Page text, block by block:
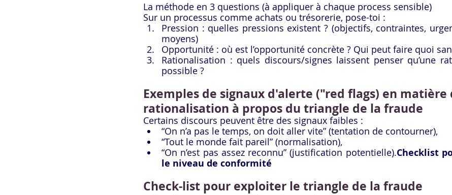
La méthode en 3 questions (à appliquer à chaque process sensible)
Sur un processus comme achats ou trésorerie, pose-toi :
Pression : quelles pressions existent ? (objectifs, contraintes,
moyens)
Opportunité : où est l’opportunité concrète ? Qui peut faire quoi
Rationalisation : quels discours/signes laissent penser qu’une
possible ?
Exemples de signaux d'alerte ("red flags) en matière
rationalisation à propos du triangle de la fraude
Certains discours peuvent être des signaux faibles :
“On n’a pas le temps, on doit aller vite” (tentation de contourner),
“Tout le monde fait pareil” (normalisation),
“On n’est pas assez reconnu” (justification potentielle).Checklist
le niveau de conformité
Check-list pour exploiter le triangle de la fraude